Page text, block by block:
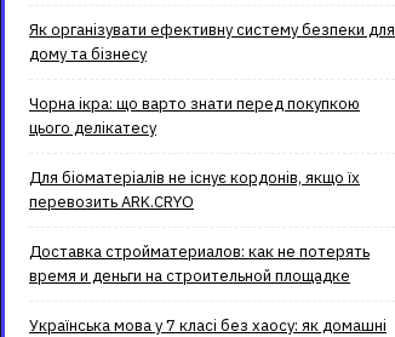
Як організувати ефективну систему безпеки для
дому та бізнесу
Чорна ікра: що варто знати перед покупкою
цього делікатесу
Для біоматеріалів не існує кордонів, якщо їх
перевозить ARK.CRYO
Доставка стройматериалов: как не потерять
время и деньги на строительной площадке
Українська мова у 7 класі без хаосу: як домашні